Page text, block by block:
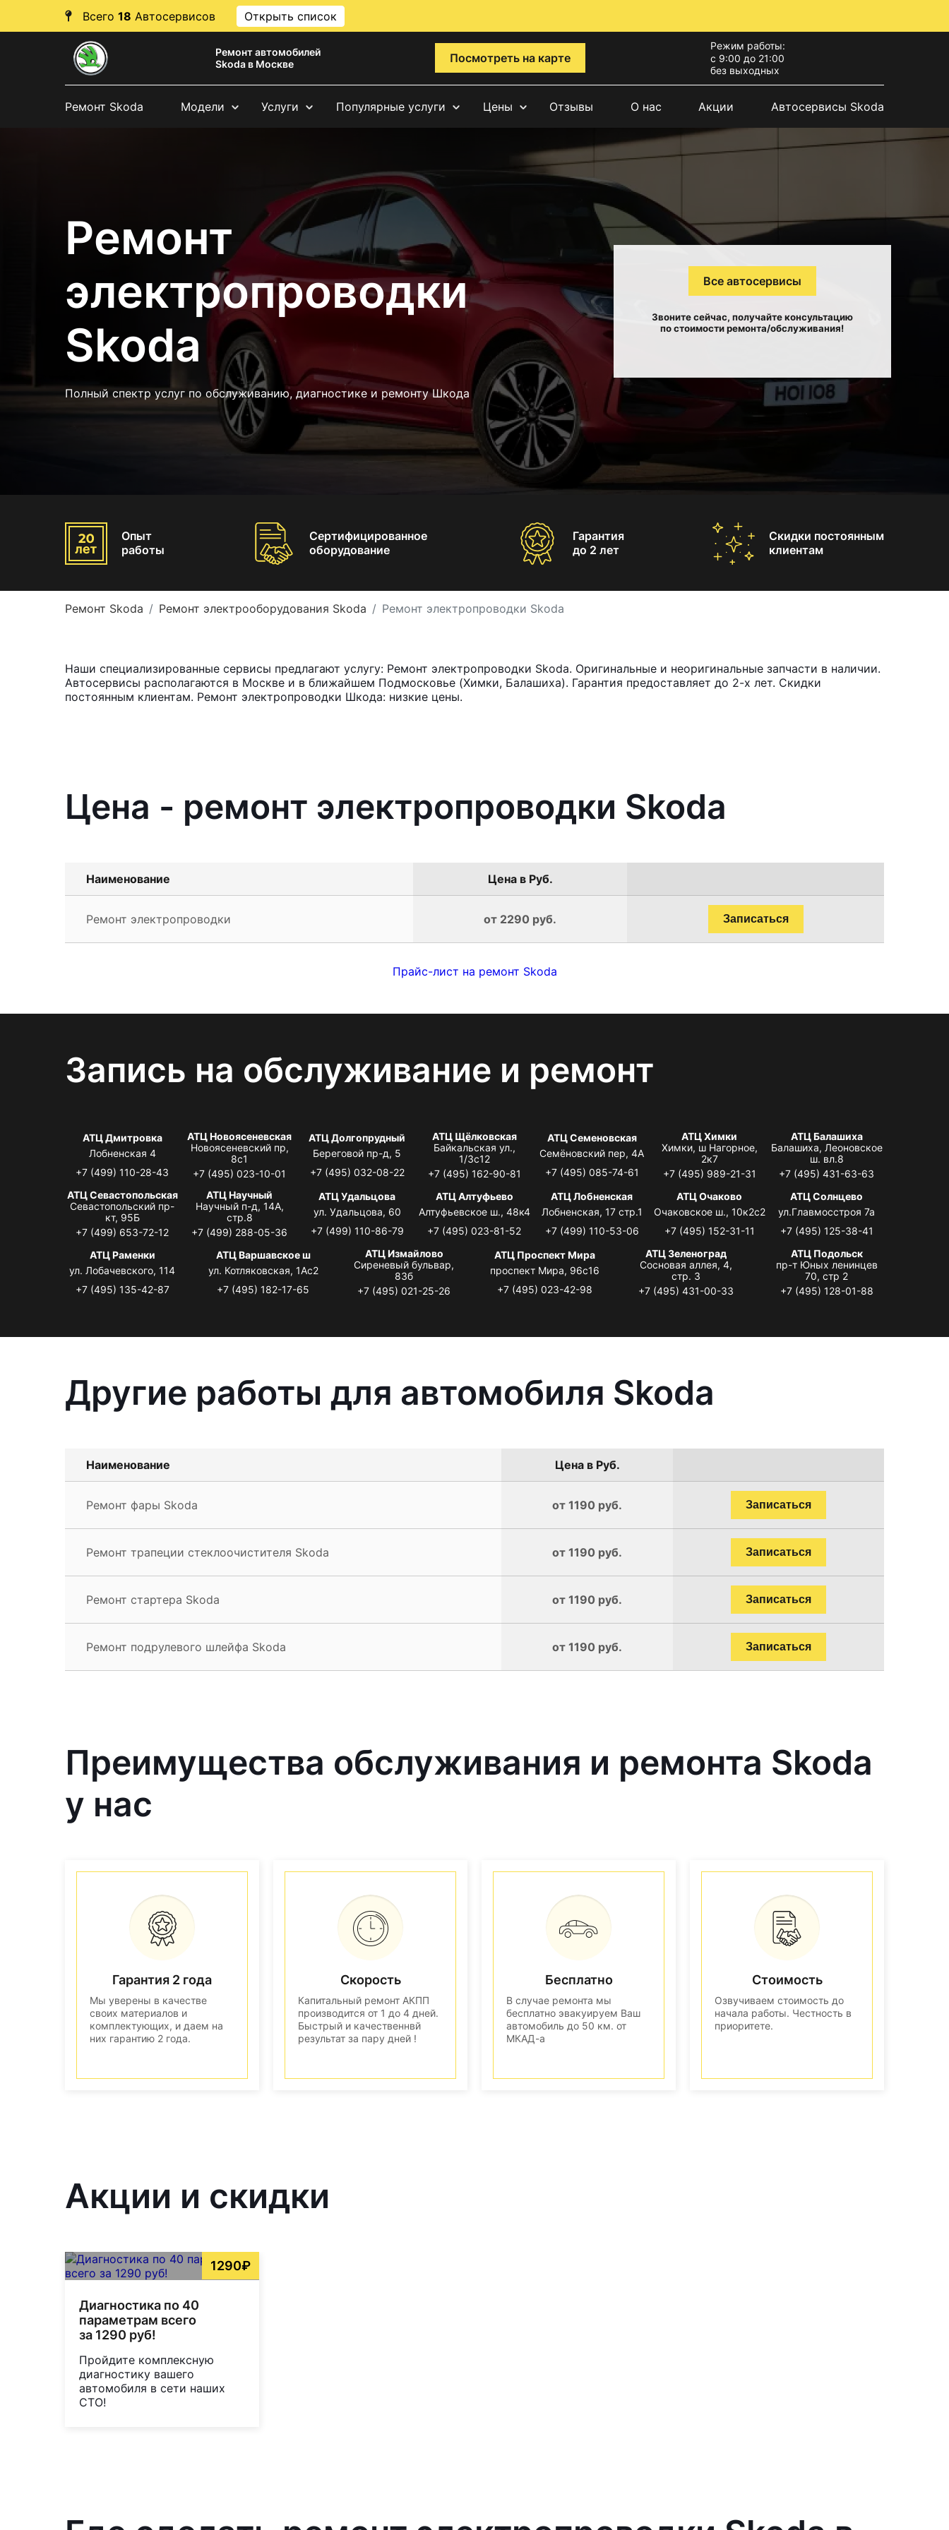
Всего 18 Автосервисов Открыть список
Ремонт автомобилей
Skoda в Москве
Посмотреть на карте
Режим работы:
с 9:00 до 21:00
без выходных
Ремонт Skoda Модели Услуги Популярные услуги Цены Отзывы О нас Акции Автосервисы Skoda
Ремонт
электропроводки
Skoda
Полный спектр услуг по обслуживанию, диагностике и ремонту Шкода
Все автосервисы
Звоните сейчас, получайте консультацию
по стоимости ремонта/обслуживания!
Опыт
работы
Сертифицированное
оборудование
Гарантия
до 2 лет
Скидки постоянным
клиентам
Ремонт Skoda Ремонт электрооборудования Skoda Ремонт электропроводки Skoda
Наши специализированные сервисы предлагают услугу: Ремонт электропроводки Skoda. Оригинальные и неоригинальные запчасти в наличии.
Автосервисы располагаются в Москве и в ближайшем Подмосковье (Химки, Балашиха). Гарантия предоставляет до 2-х лет. Скидки
постоянным клиентам. Ремонт электропроводки Шкода: низкие цены.
Цена - ремонт электропроводки Skoda
Наименование Цена в Руб.
Ремонт электропроводки от 2290 руб. Записаться
Прайс-лист на ремонт Skoda
Запись на обслуживание и ремонт
АТЦ Дмитровка
Лобненская 4
+7 (499) 110-28-43
АТЦ Новоясеневская
Новоясеневский пр,
8с1
+7 (495) 023-10-01
АТЦ Долгопрудный
Береговой пр-д, 5
+7 (495) 032-08-22
АТЦ Щёлковская
Байкальская ул.,
1/3с12
+7 (495) 162-90-81
АТЦ Семеновская
Семёновский пер, 4А
+7 (495) 085-74-61
АТЦ Химки
Химки, ш Нагорное,
2к7
+7 (495) 989-21-31
АТЦ Балашиха
Балашиха, Леоновское
ш. вл.8
+7 (495) 431-63-63
АТЦ Севастопольская
Севастопольский пр-
кт, 95Б
+7 (499) 653-72-12
АТЦ Научный
Научный п-д, 14А,
стр.8
+7 (499) 288-05-36
АТЦ Удальцова
ул. Удальцова, 60
+7 (499) 110-86-79
АТЦ Алтуфьево
Алтуфьевское ш., 48к4
+7 (495) 023-81-52
АТЦ Лобненская
Лобненская, 17 стр.1
+7 (499) 110-53-06
АТЦ Очаково
Очаковское ш., 10к2с2
+7 (495) 152-31-11
АТЦ Солнцево
ул.Главмосстроя 7а
+7 (495) 125-38-41
АТЦ Раменки
ул. Лобачевского, 114
+7 (495) 135-42-87
АТЦ Варшавское ш
ул. Котляковская, 1Ас2
+7 (495) 182-17-65
АТЦ Измайлово
Сиреневый бульвар,
83б
+7 (495) 021-25-26
АТЦ Проспект Мира
проспект Мира, 96с16
+7 (495) 023-42-98
АТЦ Зеленоград
Сосновая аллея, 4,
стр. 3
+7 (495) 431-00-33
АТЦ Подольск
пр-т Юных ленинцев
70, стр 2
+7 (495) 128-01-88
Другие работы для автомобиля Skoda
Наименование Цена в Руб.
Ремонт фары Skoda от 1190 руб. Записаться
Ремонт трапеции стеклоочистителя Skoda от 1190 руб. Записаться
Ремонт стартера Skoda от 1190 руб. Записаться
Ремонт подрулевого шлейфа Skoda от 1190 руб. Записаться
Преимущества обслуживания и ремонта Skoda
у нас
Гарантия 2 года
Мы уверены в качестве
своих материалов и
комплектующих, и даем на
них гарантию 2 года.
Скорость
Капитальный ремонт АКПП
производится от 1 до 4 дней.
Быстрый и качественнвй
результат за пару дней !
Бесплатно
В случае ремонта мы
бесплатно эвакуируем Ваш
автомобиль до 50 км. от
МКАД-а
Стоимость
Озвучиваем стоимость до
начала работы. Честность в
приоритете.
Акции и скидки
1290₽
Диагностика по 40
параметрам всего
за 1290 руб!
Пройдите комплексную
диагностику вашего
автомобиля в сети наших
СТО!